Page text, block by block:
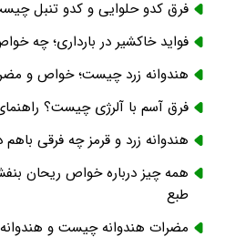
فرق کدو حلوایی و کدو تنبل
فواید خاکشیر در بارداری؛ چه
هندوانه زرد چیست؛ خواص و
فرق آسم با آلرژی چیست؟
هندوانه زرد و قرمز چه فرقی باهم
همه چیز درباره خواص ریحان
طبع
مضرات هندوانه چیست و